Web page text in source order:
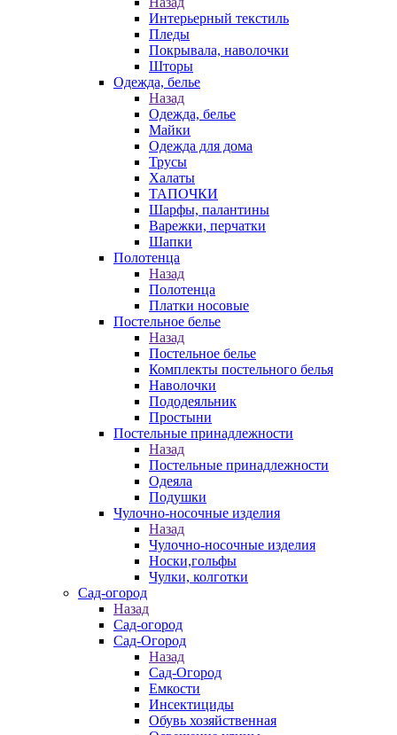
Интерьерный текстиль
Пледы
Покрывала, наволочки
Шторы
Одежда, белье
Назад
Одежда, белье
Майки
Одежда для дома
Трусы
Халаты
ТАПОЧКИ
Шарфы, палантины
Варежки, перчатки
Шапки
Полотенца
Назад
Полотенца
Платки носовые
Постельное белье
Назад
Постельное белье
Комплекты постельного белья
Наволочки
Пододеяльник
Простыни
Постельные принадлежности
Назад
Постельные принадлежности
Одеяла
Подушки
Чулочно-носочные изделия
Назад
Чулочно-носочные изделия
Носки,гольфы
Чулки, колготки
Сад-огород
Назад
Сад-огород
Сад-Огород
Назад
Сад-Огород
Емкости
Инсектициды
Обувь хозяйственная